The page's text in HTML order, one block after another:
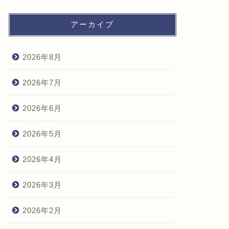
アーカイブ
2026年8月
2026年7月
2026年6月
2026年5月
2026年4月
2026年3月
2026年2月